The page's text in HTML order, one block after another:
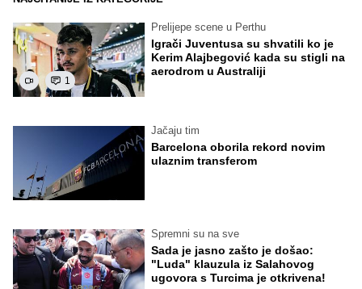
1
Prelijepe scene u Perthu
Igrači Juventusa su shvatili ko je
Kerim Alajbegović kada su stigli na
aerodrom u Australiji
Jačaju tim
Barcelona oborila rekord novim
ulaznim transferom
Spremni su na sve
Sada je jasno zašto je došao:
"Luda" klauzula iz Salahovog
ugovora s Turcima je otkrivena!